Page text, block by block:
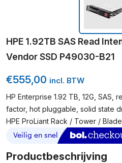
HPE 1.92TB SAS Read
Vendor SSD P49030-B21
€555,00 incl. BTW
HP Enterprise 1.92 TB, 12G, SAS,
factor, hot pluggable, solid state
HPE ProLiant Rack / Tower /
Productbeschrijving